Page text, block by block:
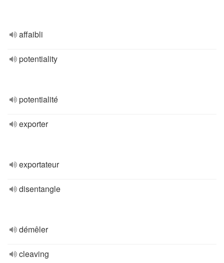
affaibli
potentiality
potentialité
exporter
exportateur
disentangle
démêler
cleaving